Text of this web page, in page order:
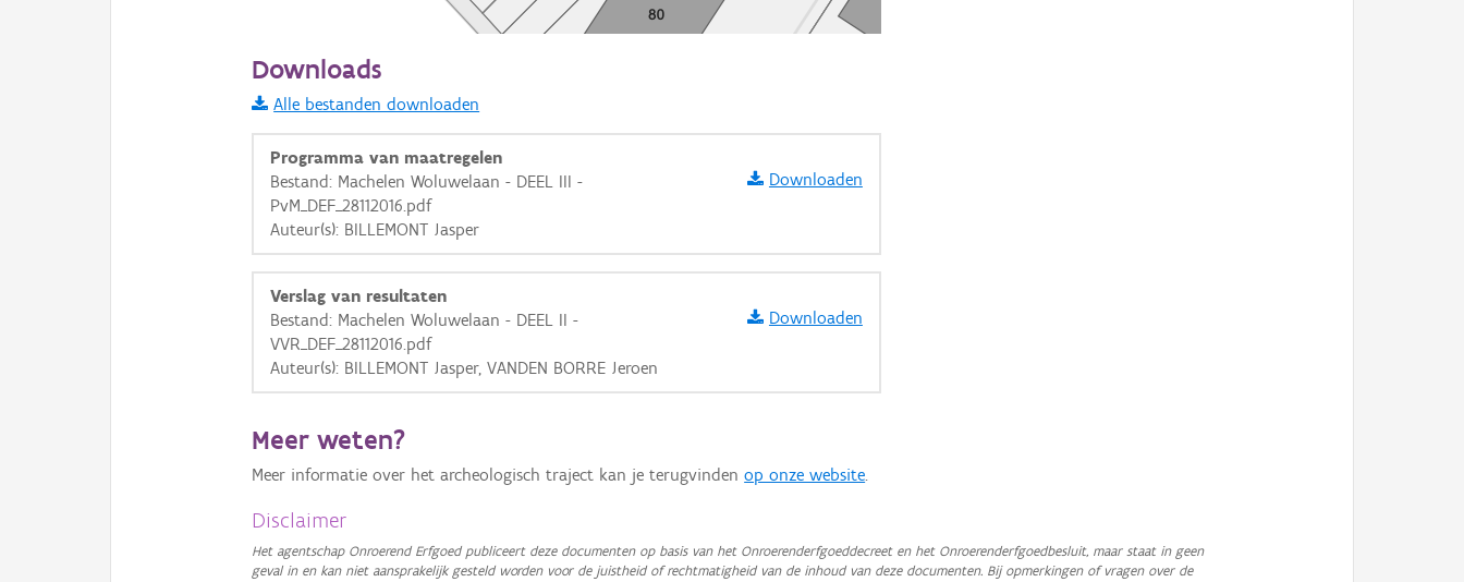
Informatie Vlaanderen
i
+ −
Basis Lagen
Ortho
GRB-Basiskaart in grijswaarden
Downloads
Alle bestanden downloaden
Programma van maatregelen
Bestand: Machelen Woluwelaan - DEEL III -
PvM_DEF_28112016.pdf
Auteur(s): BILLEMONT Jasper
Downloaden
Verslag van resultaten
Bestand: Machelen Woluwelaan - DEEL II -
VVR_DEF_28112016.pdf
Auteur(s): BILLEMONT Jasper, VANDEN BORRE Jeroen
Downloaden
Meer weten?
Meer informatie over het archeologisch traject kan je terugvindenop onze website.
Disclaimer
Het agentschap Onroerend Erfgoed publiceert deze documenten op basis van het Onroerenderfgoeddecreet en het Onroerenderfgoedbesluit, maar staat in geen
geval in en kan niet aansprakelijk gesteld worden voor de juistheid of rechtmatigheid van de inhoud van deze documenten. Bij opmerkingen of vragen over de